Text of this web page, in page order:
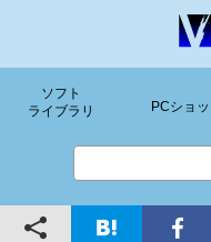
ソフト
ライブラリ
PCショ